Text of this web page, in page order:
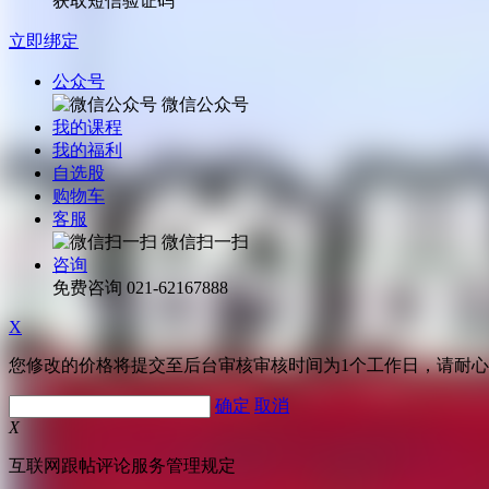
立即绑定
公众号
微信公众号
我的课程
我的福利
自选股
购物车
客服
微信扫一扫
咨询
免费咨询 021-62167888
X
您修改的价格将提交至后台审核审核时间为1个工作日，请耐
确定 取消
X
互联网跟帖评论服务管理规定